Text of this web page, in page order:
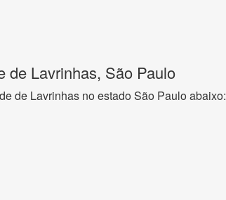
de Lavrinhas, São Paulo
de Lavrinhas no estado São Paulo abaixo: